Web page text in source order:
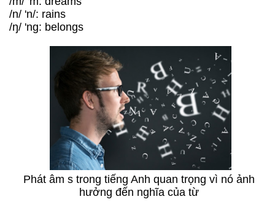
/n/ 'n/: rains
/ŋ/ 'ng: belongs
Phát âm s trong tiếng Anh quan trọng vì nó ảnh
hưởng đến nghĩa của từ